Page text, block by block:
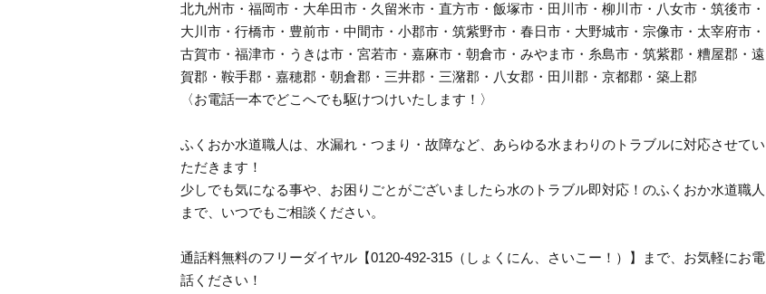
北九州市・福岡市・大牟田市・久留米市・直方市・飯塚市・田川市・柳川市・八女市・筑後市・
大川市・行橋市・豊前市・中間市・小郡市・筑紫野市・春日市・大野城市・宗像市・太宰府市・
古賀市・福津市・うきは市・宮若市・嘉麻市・朝倉市・みやま市・糸島市・筑紫郡・糟屋郡・遠
賀郡・鞍手郡・嘉穂郡・朝倉郡・三井郡・三潴郡・八女郡・田川郡・京都郡・築上郡
〈お電話一本でどこへでも駆けつけいたします！〉
ふくおか水道職人は、水漏れ・つまり・故障など、あらゆる水まわりのトラブルに対応させてい
ただきます！
少しでも気になる事や、お困りごとがございましたら水のトラブル即対応！のふくおか水道職人
まで、いつでもご相談ください。
通話料無料のフリーダイヤル【0120-492-315（しょくにん、さいこー！）】まで、お気軽にお電
話ください！